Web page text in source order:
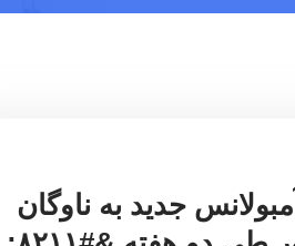
تزریق ۲۰۵ آمبولانس جدید به ناوگان